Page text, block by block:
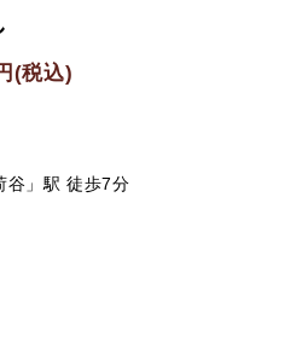
(税込)
谷」駅 徒歩7分